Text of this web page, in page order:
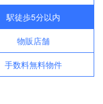
駅徒歩5分以内
物販店舗
手数料無料物件